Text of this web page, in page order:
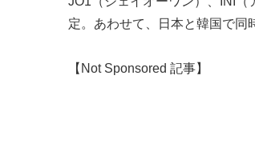
定。あわせて、日本と韓国で同
【Not Sponsored 記事】